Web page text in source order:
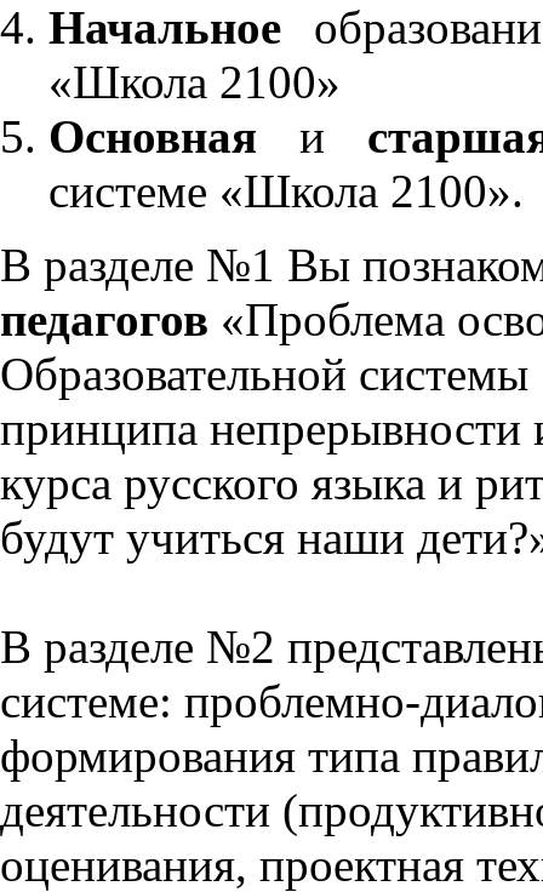
Начальное
«Школа 2100»
Основнаяи
системе «Школа 2100».
В разделе №1 Вы
педагогов «Проблема
Образовательной
принципа непрерывности
курса русского языка и
будут учиться наши
В разделе №2
системе: проблемно-
формирования типа
деятельности
оценивания, проектная